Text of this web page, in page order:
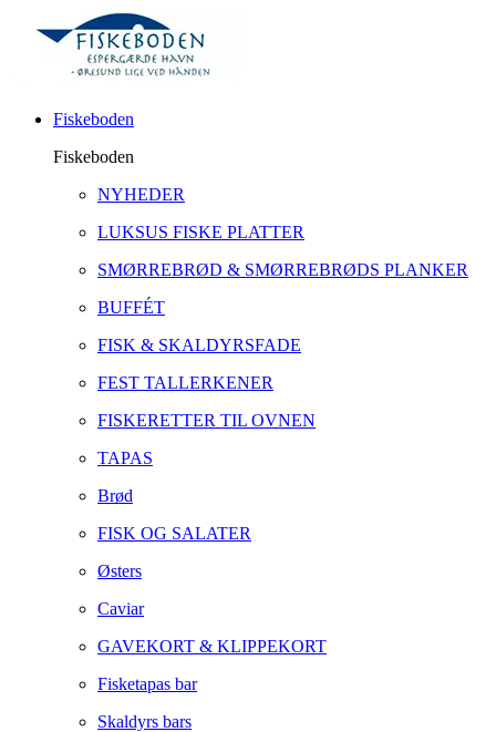
Fiskeboden
Fiskeboden
NYHEDER
LUKSUS FISKE PLATTER
SMØRREBRØD & SMØRREBRØDS PLANKER
BUFFÉT
FISK & SKALDYRSFADE
FEST TALLERKENER
FISKERETTER TIL OVNEN
TAPAS
Brød
FISK OG SALATER
Østers
Caviar
GAVEKORT & KLIPPEKORT
Fisketapas bar
Skaldyrs bars